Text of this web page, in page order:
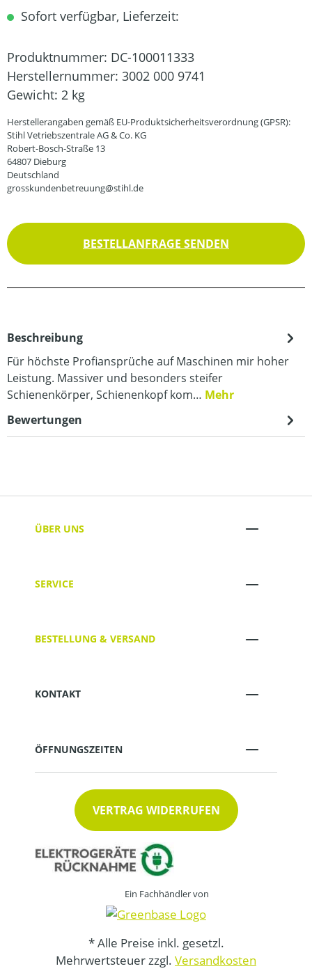
Sofort verfügbar, Lieferzeit:
Produktnummer: DC-100011333
Herstellernummer: 3002 000 9741
Gewicht: 2 kg
Herstellerangaben gemäß EU-Produktsicherheitsverordnung (GPSR):
Stihl Vetriebszentrale AG & Co. KG
Robert-Bosch-Straße 13
64807 Dieburg
Deutschland
grosskundenbetreuung@stihl.de
BESTELLANFRAGE SENDEN
Beschreibung
Für höchste Profiansprüche auf Maschinen mir hoher
Leistung. Massiver und besonders steifer
Schienenkörper, Schienenkopf kom… Mehr
Bewertungen
ÜBER UNS
SERVICE
BESTELLUNG & VERSAND
KONTAKT
ÖFFNUNGSZEITEN
VERTRAG WIDERRUFEN
Ein Fachhändler von
* Alle Preise inkl. gesetzl.
Mehrwertsteuer zzgl. Versandkosten